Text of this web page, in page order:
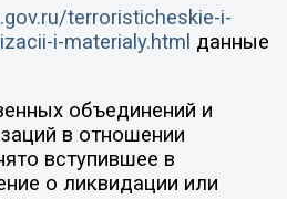
terroristicheskie-i-
i-materialy.html данные
объединений и
в отношении
вступившее в
о ликвидации или